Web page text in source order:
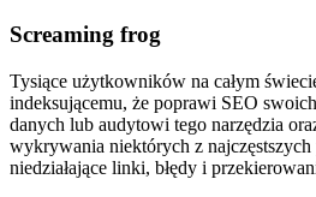
Screaming frog
Tysiące użytkowników na całym
indeksującemu, że poprawi SEO
danych lub audytowi tego narzędzia
wykrywania niektórych z
niedziałające linki, błędy i